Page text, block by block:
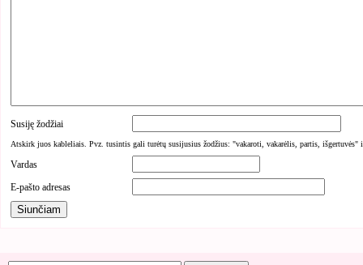
Susiję žodžiai
Atskirk juos kableliais. Pvz. tusintis gali turėtų susijusius žodžius: "vakaroti, vakarėlis, partis, išgertuvės"
Vardas
E-pašto adresas